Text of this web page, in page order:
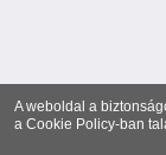
A weboldal a
a Cookie Policy-ban